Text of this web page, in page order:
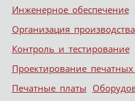
Меню
Skip to content
Инженерное обеспечение
Организация производства
Контроль и тестирование
Проектирование
Печатные платы